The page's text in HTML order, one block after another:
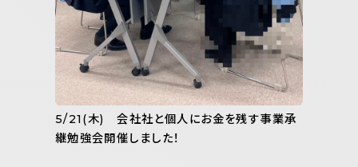
5/21(木) 会社社と個人にお金を残す事業承
継勉強会開催しました！